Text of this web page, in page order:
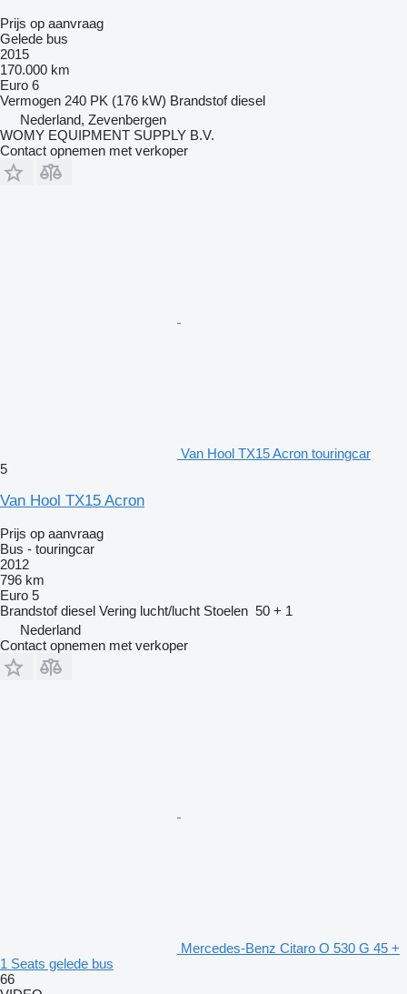
Prijs op aanvraag
Gelede bus
2015
170.000 km
Euro 6
Vermogen 240 PK (176 kW) Brandstof diesel
Nederland, Zevenbergen
WOMY EQUIPMENT SUPPLY B.V.
Contact opnemen met verkoper
Van Hool TX15 Acron touringcar
5
Van Hool TX15 Acron
Prijs op aanvraag
Bus - touringcar
2012
796 km
Euro 5
Brandstof diesel Vering lucht/lucht Stoelen 50 + 1
Nederland
Contact opnemen met verkoper
Mercedes-Benz Citaro O 530 G 45 +
1 Seats gelede bus
66